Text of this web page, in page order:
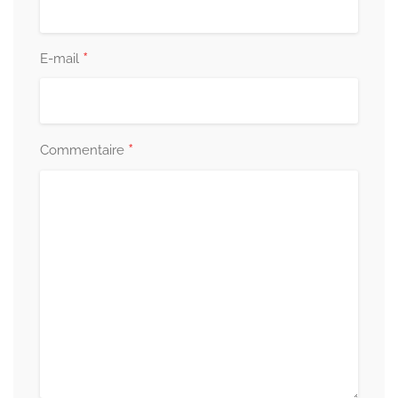
E-mail *
Commentaire *